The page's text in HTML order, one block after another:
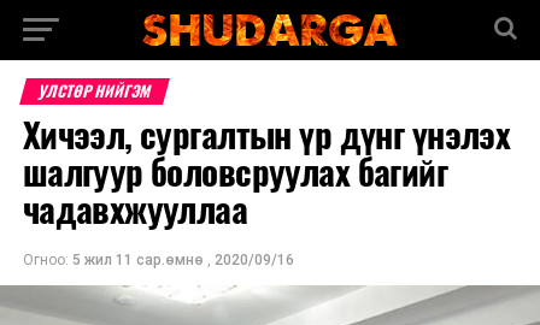
УЛСТӨР НИЙГЭМ
Хичээл, сургалтын үр дүнг үнэлэх
шалгуур боловсруулах багийг
чадавхжууллаа
Огноо: 5 жил 11 сар.өмнө , 2020/09/16